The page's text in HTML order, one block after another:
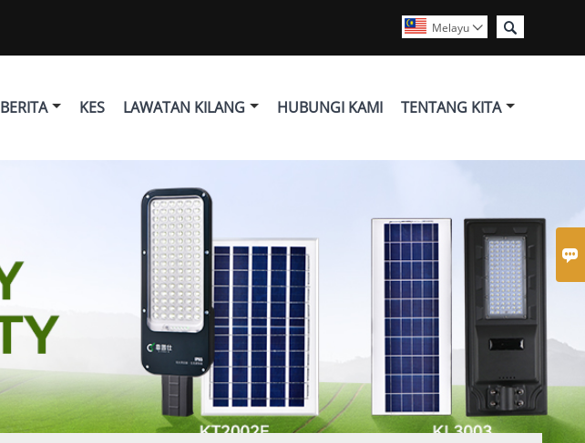


Melayu 
BERITA KES LAWATAN KILANG HUBUNGI KAMI TENTANG KITA